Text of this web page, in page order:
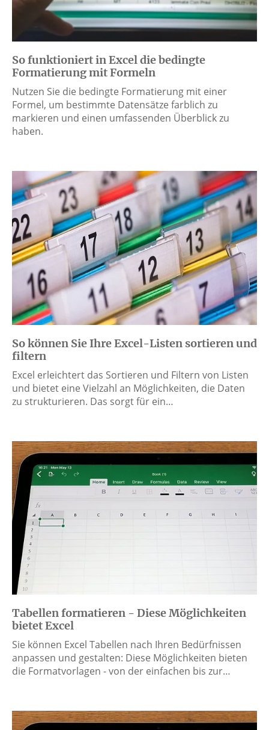
So funktioniert in Excel die bedingte
Formatierung mit Formeln
Nutzen Sie die bedingte Formatierung mit einer
Formel, um bestimmte Datensätze farblich zu
markieren und einen umfassenden Überblick zu
haben.
So können Sie Ihre Excel-Listen sortieren und
filtern
Excel erleichtert das Sortieren und Filtern von Listen
und bietet eine Vielzahl an Möglichkeiten, die Daten
zu strukturieren. Das sorgt für ein…
Tabellen formatieren - Diese Möglichkeiten
bietet Excel
Sie können Excel Tabellen nach Ihren Bedürfnissen
anpassen und gestalten: Diese Möglichkeiten bieten
die Formatvorlagen - von der einfachen bis zur…